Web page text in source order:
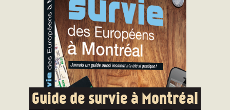
Guide de survie à Montréal